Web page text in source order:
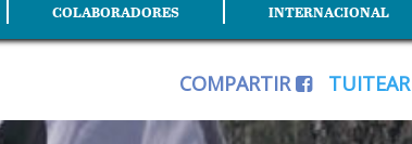
COLABORADORES INTERNACIONAL
COMPARTIR TUITEAR